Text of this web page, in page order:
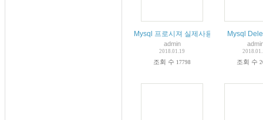
Mysql 프로시져 실제사용
admin
2018.01.19
조회 수 17798
Mysql
조회 수